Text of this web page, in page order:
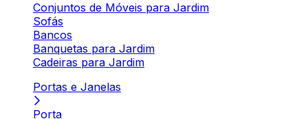
Conjuntos de Móveis para Jardim
Sofás
Bancos
Banquetas para Jardim
Cadeiras para Jardim
Portas e Janelas
Porta